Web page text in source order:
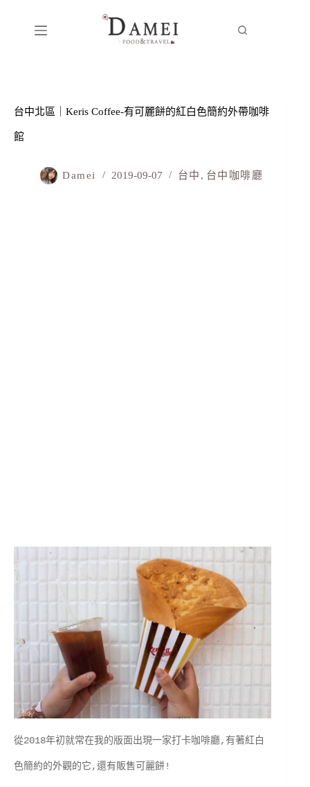
台中北區｜Keris Coffee-有可麗餅的紅白色簡約外帶咖啡
館
Damei 2019-09-07 台中 , 台中咖啡廳
從2018年初就常在我的版面出現一家打卡咖啡廳,有著紅白
色簡約的外觀的它,還有販售可麗餅!